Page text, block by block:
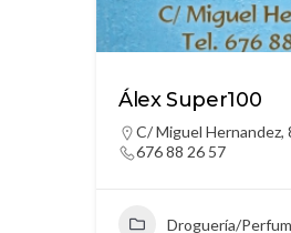
Álex Super100
C/ Miguel Hernandez,
676 88 26 57
Droguería/